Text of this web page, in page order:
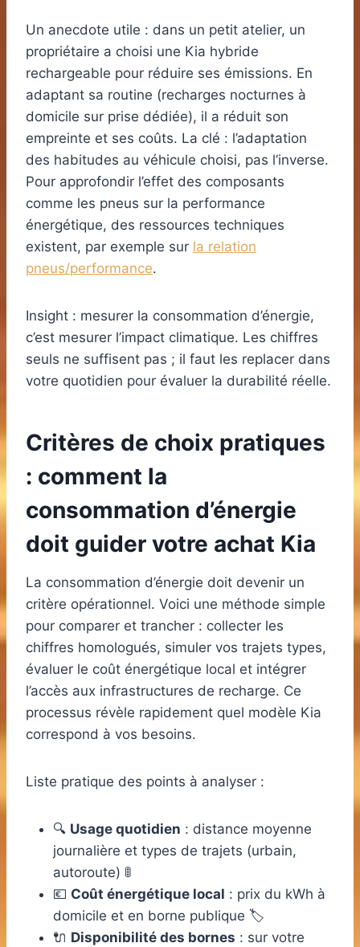
Un anecdote utile : dans un petit atelier, un
propriétaire a choisi une Kia hybride
rechargeable pour réduire ses émissions. En
adaptant sa routine (recharges nocturnes à
domicile sur prise dédiée), il a réduit son
empreinte et ses coûts. La clé : l’adaptation
des habitudes au véhicule choisi, pas l’inverse.
Pour approfondir l’effet des composants
comme les pneus sur la performance
énergétique, des ressources techniques
existent, par exemple sur la relation
pneus/performance.
Insight : mesurer la consommation d’énergie,
c’est mesurer l’impact climatique. Les chiffres
seuls ne suffisent pas ; il faut les replacer dans
votre quotidien pour évaluer la durabilité réelle.
Critères de choix pratiques
: comment la
consommation d’énergie
doit guider votre achat Kia
La consommation d’énergie doit devenir un
critère opérationnel. Voici une méthode simple
pour comparer et trancher : collecter les
chiffres homologués, simuler vos trajets types,
évaluer le coût énergétique local et intégrer
l’accès aux infrastructures de recharge. Ce
processus révèle rapidement quel modèle Kia
correspond à vos besoins.
Liste pratique des points à analyser :
🔍 Usage quotidien : distance moyenne
journalière et types de trajets (urbain,
autoroute) 🚦
💶 Coût énergétique local : prix du kWh à
domicile et en borne publique 🏷️
🔌 Disponibilité des bornes : sur votre